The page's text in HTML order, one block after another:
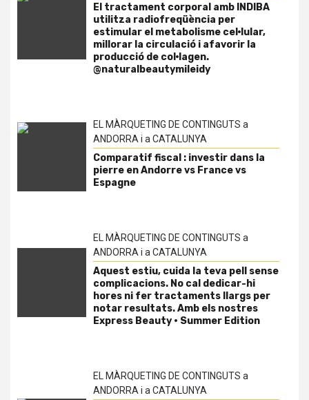
El tractament corporal amb INDIBA
utilitza radiofreqüència per
estimular el metabolisme cel·lular,
millorar la circulació i afavorir la
producció de col·lagen.
@naturalbeautymileidy
EL MÀRQUETING DE CONTINGUTS a
ANDORRA i a CATALUNYA
Comparatif fiscal : investir dans la
pierre en Andorre vs France vs
Espagne
EL MÀRQUETING DE CONTINGUTS a
ANDORRA i a CATALUNYA
Aquest estiu, cuida la teva pell sense
complicacions. No cal dedicar-hi
hores ni fer tractaments llargs per
notar resultats. Amb els nostres
Express Beauty · Summer Edition
EL MÀRQUETING DE CONTINGUTS a
ANDORRA i a CATALUNYA